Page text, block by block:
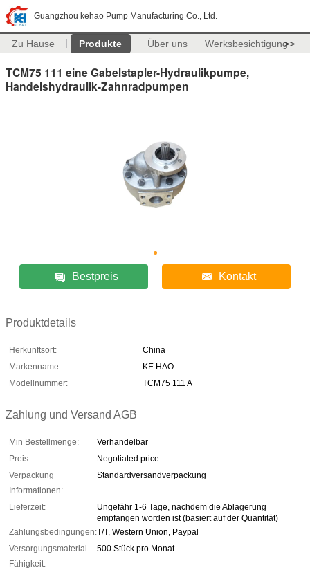
Guangzhou kehao Pump Manufacturing Co., Ltd.
Zu Hause Produkte Über uns Werksbesichtigung>>
TCM75 111 eine Gabelstapler-Hydraulikpumpe,
Handelshydraulik-Zahnradpumpen
Bestpreis Kontakt
Produktdetails
Herkunftsort:
China
Markenname:
KE HAO
Modellnummer:
TCM75 111 A
Zahlung und Versand AGB
Min Bestellmenge:
Verhandelbar
Preis:
Negotiated price
Verpackung
Informationen:
Standardversandverpackung
Lieferzeit:
Ungefähr 1-6 Tage, nachdem die Ablagerung
empfangen worden ist (basiert auf der Quantität)
Zahlungsbedingungen:T/T, Western Union, Paypal
Versorgungsmaterial-
Fähigkeit:
500 Stück pro Monat